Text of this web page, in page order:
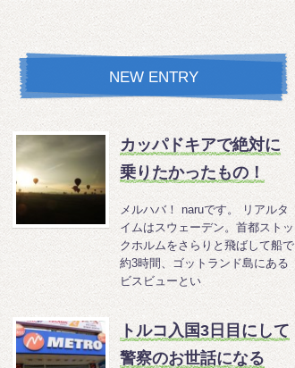
NEW ENTRY
カッパドキアで絶対に
乗りたかったもの！
メルハバ！ naruです。 リアルタ
イムはスウェーデン。首都ストッ
クホルムをさらりと飛ばして船で
約3時間、ゴットランド島にある
ビスビューとい
トルコ入国3日目にして
警察のお世話になる